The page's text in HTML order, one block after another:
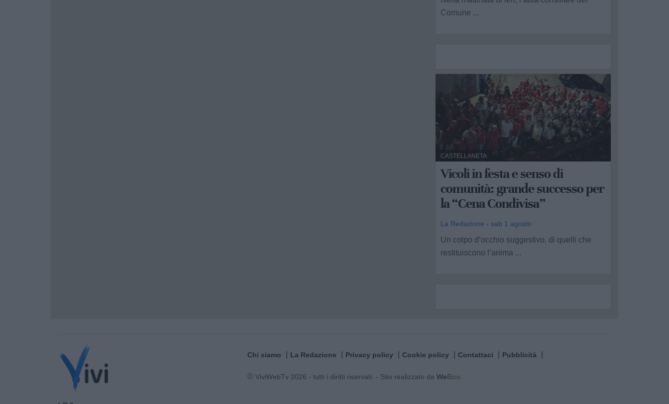
Comune ...
CASTELLANETA
Vicoli in festa e senso di
comunità: grande successo per
la “Cena Condivisa”
La Redazione - sab 1 agosto
Un colpo d’occhio suggestivo, di quelli che
restituiscono l’anima ...
Chi siamo La Redazione Privacy policy Cookie policy Contattaci Pubblicità
© ViviWebTv 2026 - tutti i diritti riservati. - Sito realizzato da WeBios